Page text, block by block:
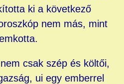
ki a következő
nem más, mint
csak szép és költői,
ui egy emberrel